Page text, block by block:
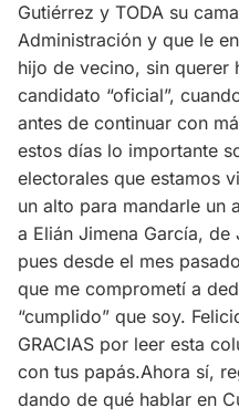
Gutiérrez y TODA su
Administración y que le
hijo de vecino, sin querer
candidato “oficial”,
antes de continuar con
estos días lo importante
electorales que estamos
un alto para mandarle un
a Elián Jimena García,
pues desde el mes
que me comprometí a
“cumplido” que soy.
GRACIAS por leer esta
con tus papás.Ahora sí,
dando de qué hablar en